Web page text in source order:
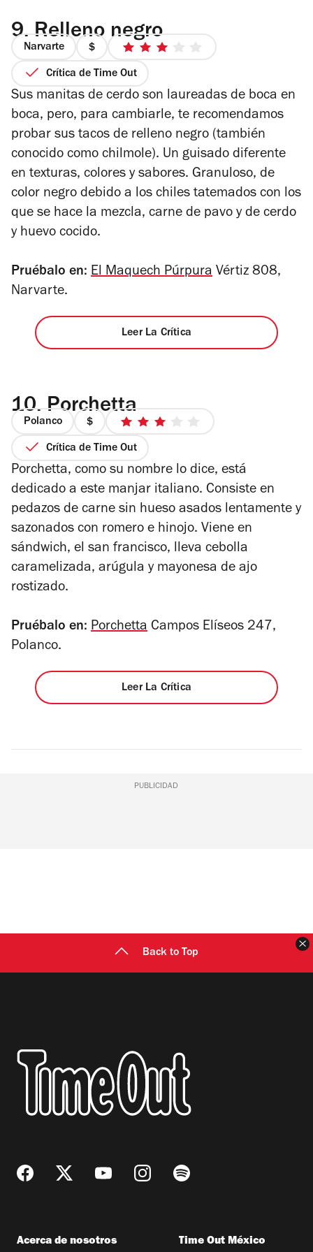
9. Relleno negro
Narvarte
precio
1
de
3
Crítica de Time Out
Sus manitas de cerdo son laureadas de boca en
boca, pero, para cambiarle, te recomendamos
probar sus tacos de relleno negro (también
conocido como chilmole). Un guisado diferente
en texturas, colores y sabores. Granuloso, de
color negro debido a los chiles tatemados con los
que se hace la mezcla, carne de pavo y de cerdo
y huevo cocido.
Pruébalo en: El Maquech Púrpura Vértiz 808,
Narvarte.
Leer La Crítica
10. Porchetta
Polanco
precio
1
3
Crítica de Time Out
Porchetta, como su nombre lo dice, está
dedicado a este manjar italiano. Consiste en
pedazos de carne sin hueso asados lentamente y
sazonados con romero e hinojo. Viene en
sándwich, el san francisco, lleva cebolla
caramelizada, arúgula y mayonesa de ajo
rostizado.
Pruébalo en: Porchetta Campos Elíseos 247,
Polanco.
Leer La Crítica
PUBLICIDAD
Back to Top
Acerca de nosotros Time Out México